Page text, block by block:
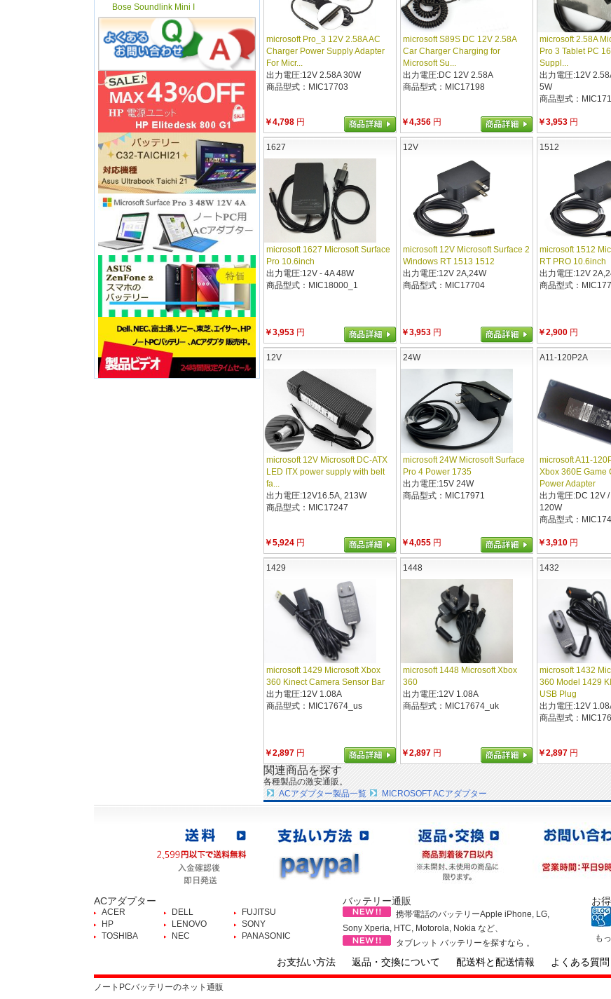
Bose Soundlink Mini I
microsoft Pro_3 12V 2.58A AC
Charger Power Supply Adapter
For Micr...
出力電圧:12V 2.58A 30W
商品型式：MIC17703
￥4,798 円
microsoft S89S DC 12V 2.58A
Car Charger Charging for
Microsoft Su...
出力電圧:DC 12V 2.58A
商品型式：MIC17198
￥4,356 円
microsoft 2.58A
Pro 3 Tablet PC
Suppl...
出力電圧:12V
5W
商品型式：
￥3,953 円
1627
microsoft 1627 Microsoft Surface
Pro 10.6inch
出力電圧:12V - 4A 48W
商品型式：MIC18000_1
￥3,953 円
12V
microsoft 12V Microsoft Surface 2
Windows RT 1513 1512
出力電圧:12V 2A,24W
商品型式：MIC17704
￥3,953 円
1512
microsoft 1512
RT PRO 10.6inch
出力電圧:12V
商品型式：
￥2,900 円
12V
microsoft 12V Microsoft DC-ATX
LED ITX power supply with belt
fa...
出力電圧:12V16.5A, 213W
商品型式：MIC17247
￥5,924 円
24W
microsoft 24W Microsoft Surface
Pro 4 Power 1735
出力電圧:15V 24W
商品型式：MIC17971
￥4,055 円
A11-120P2A
microsoft A11-
Xbox 360E Game
Power Adapter
出力電圧:DC 12V
120W
商品型式：
￥3,910 円
1429
microsoft 1429 Microsoft Xbox
360 Kinect Camera Sensor Bar
出力電圧:12V 1.08A
商品型式：MIC17674_us
￥2,897 円
1448
microsoft 1448 Microsoft Xbox
360
出力電圧:12V 1.08A
商品型式：MIC17674_uk
￥2,897 円
1432
microsoft 1432
360 Model 1429
USB Plug
出力電圧:12V
商品型式：
￥2,897 円
関連商品を探す
各種製品の激安通販。
ACアダプター製品一覧
MICROSOFT ACアダプター
ACアダプター
ACER DELL
FUJITSU
HP
LENOVO
SONY
TOSHIBA
NEC PANASONIC
バッテリー通販
携帯電話のバッテリーApple iPhone, LG,
Sony Xperia, HTC, Motorola, Nokia など、
タブレット バッテリーを探すなら 。
お
も
お支払い方法 返品・交換について 配送料と配送情報 よくある質問
ノートPCバッテリーのネット通販